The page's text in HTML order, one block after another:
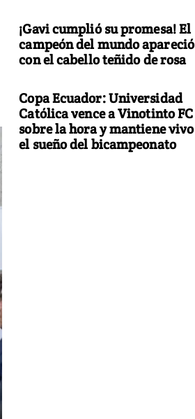
¡Gavi cumplió su promesa! El
campeón del mundo apareció
con el cabello teñido de rosa
Copa Ecuador: Universidad
Católica vence a Vinotinto FC
sobre la hora y mantiene vivo
el sueño del bicampeonato